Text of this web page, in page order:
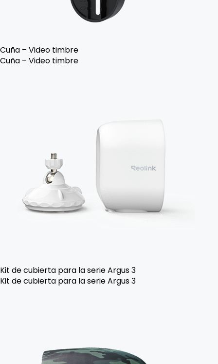
Cuña – Video timbre
Cuña – Video timbre
Kit de cubierta para la serie Argus 3
Kit de cubierta para la serie Argus 3